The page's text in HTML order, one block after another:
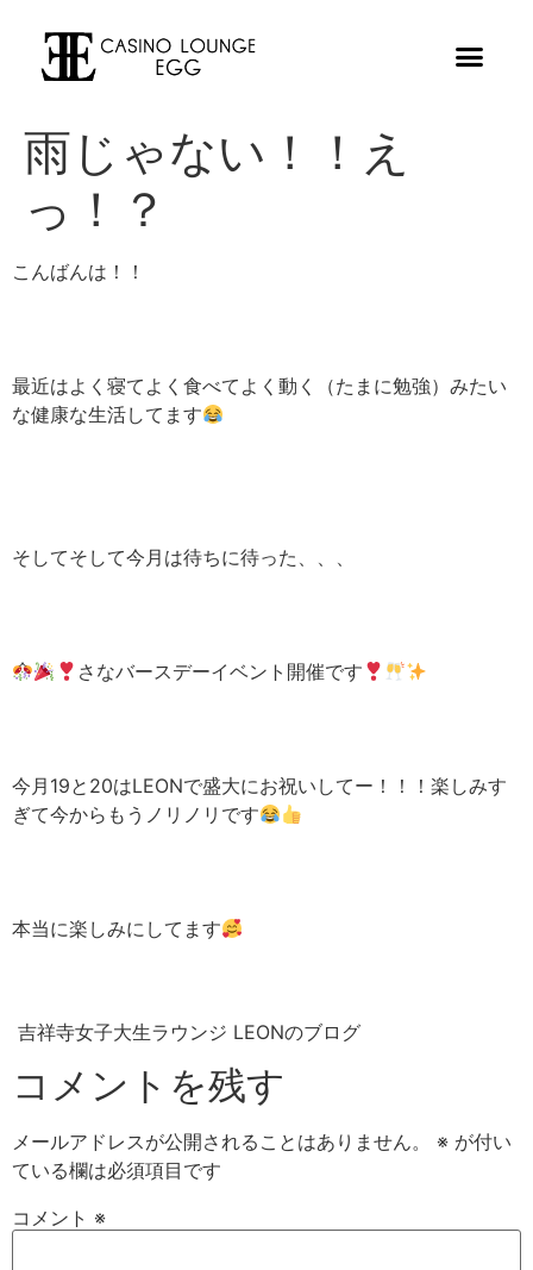
雨じゃない！！え
っ！？
こんばんは！！
最近はよく寝てよく食べてよく動く（たまに勉強）みたい
な健康な生活してます
そしてそして今月は待ちに待った、、、
さなバースデーイベント開催です
今月19と20はLEONで盛大にお祝いしてー！！！楽しみす
ぎて今からもうノリノリです
本当に楽しみにしてます
吉祥寺女子大生ラウンジ LEONのブログ
コメントを残す
メールアドレスが公開されることはありません。 ※ が付い
ている欄は必須項目です
コメント ※